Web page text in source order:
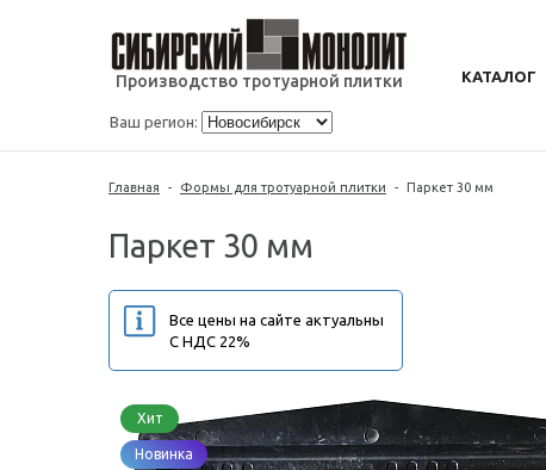
Производство тротуарной плитки
Ваш регион:
КАТАЛОГ
Главная - Формы для тротуарной плитки - Паркет 30 мм
Паркет 30 мм
Все цены на сайте актуальны
С НДС 22%
Хит
Новинка